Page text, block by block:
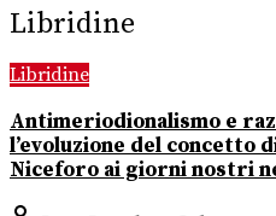
Libridine
Libridine
Antimeriodionalismo e
l’evoluzione del concetto
Niceforo ai giorni nostri